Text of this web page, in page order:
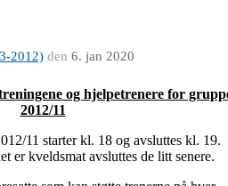
2012) den 6. jan 2020
og hjelpetrenere for
2012/11
11 starter kl. 18 og avsluttes kl. 19.
er kveldsmat avsluttes de litt senere.